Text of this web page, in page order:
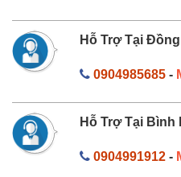
Hỗ Trợ Tại
0904985685-
Hỗ Trợ Tại Bình
0904991912-